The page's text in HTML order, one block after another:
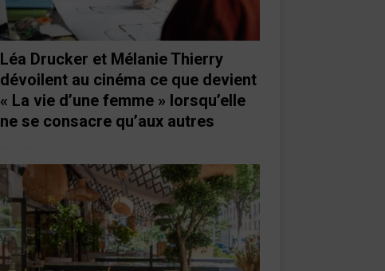
Léa Drucker et Mélanie Thierry
dévoilent au cinéma ce que devient
« La vie d’une femme » lorsqu’elle
ne se consacre qu’aux autres